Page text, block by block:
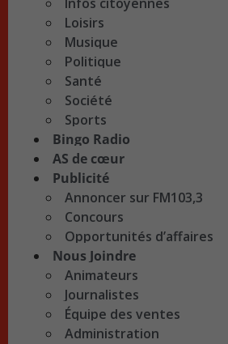
Loisirs
Musique
Politique
Santé
Société
Sports
Bingo Radio
AS de cœur
Publicité
Annoncer sur FM103,3
Concours
Opportunités d’affaires
Nous Joindre
Animateurs
Journalistes
Équipe des ventes
Administration